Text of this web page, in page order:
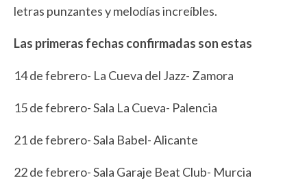
letras punzantes y melodías increíbles.
Las primeras fechas confirmadas son estas
14 de febrero- La Cueva del Jazz- Zamora
15 de febrero- Sala La Cueva- Palencia
21 de febrero- Sala Babel- Alicante
22 de febrero- Sala Garaje Beat Club- Murcia